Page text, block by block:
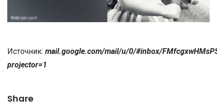
Источник: mail.google.com/mail/u/0/#inbox/
projector=1
Share